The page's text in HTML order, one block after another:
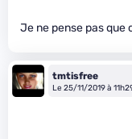
Je ne pense pas que
tmtisfree
Le 25/11/2019 à